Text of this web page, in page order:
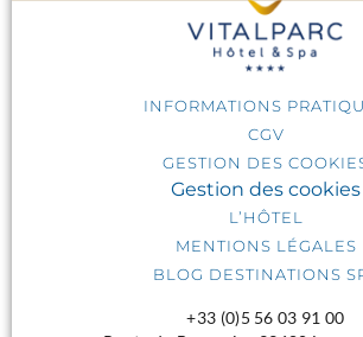
INFORMATIONS
CGV
GESTION DES
Gestion des cookies
L’HÔTEL
MENTIONS LÉGALES
BLOG DESTINATIONS
+33 (0)5 56 03 91 00